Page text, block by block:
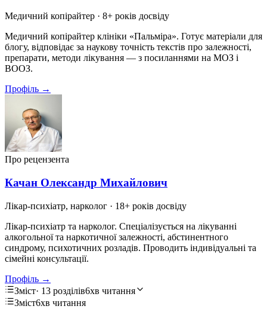
Медичний копірайтер · 8+ років досвіду
Медичний копірайтер клініки «Пальміра». Готує матеріали для
блогу, відповідає за наукову точність текстів про залежності,
препарати, методи лікування — з посиланнями на МОЗ і
ВООЗ.
Профіль →
Про рецензента
Качан Олександр Михайлович
Лікар-психіатр, нарколог · 18+ років досвіду
Лікар-психіатр та нарколог. Спеціалізується на лікуванні
алкогольної та наркотичної залежності, абстинентного
синдрому, психотичних розладів. Проводить індивідуальні та
сімейні консультації.
Профіль →
Зміст· 13 розділів6хв читання
Зміст6хв читання